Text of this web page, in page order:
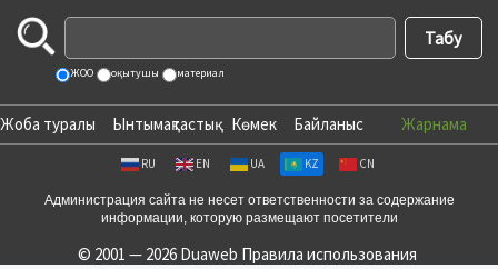
ЖОО оқытушы материал
Жоба туралы Ынтымақтастық Көмек Байланыс Жарнама
RU EN UA KZ CN
Администрация сайта не несет ответственности за содержание
информации, которую размещают посетители
© 2001 — 2026 Duaweb Правила использования